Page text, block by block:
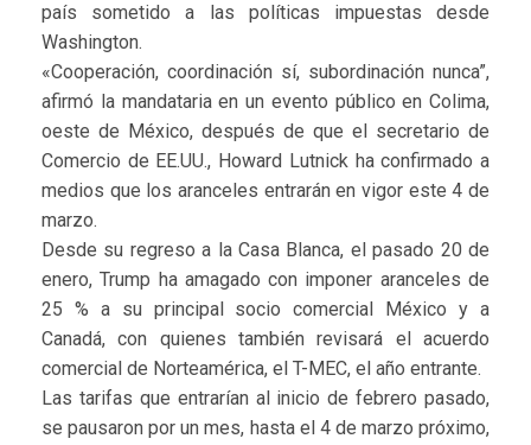
país sometido a las políticas impuestas desde
Washington.
«Cooperación, coordinación sí, subordinación nunca”,
afirmó la mandataria en un evento público en Colima,
oeste de México, después de que el secretario de
Comercio de EE.UU., Howard Lutnick ha confirmado a
medios que los aranceles entrarán en vigor este 4 de
marzo.
Desde su regreso a la Casa Blanca, el pasado 20 de
enero, Trump ha amagado con imponer aranceles de
25 % a su principal socio comercial México y a
Canadá, con quienes también revisará el acuerdo
comercial de Norteamérica, el T-MEC, el año entrante.
Las tarifas que entrarían al inicio de febrero pasado,
se pausaron por un mes, hasta el 4 de marzo próximo,